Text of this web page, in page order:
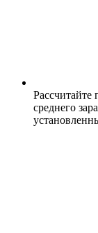
Рассчитайте
среднего